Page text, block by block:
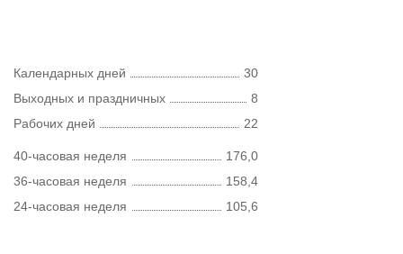
Календарных дней
30
Выходных и праздничных
8
Рабочих дней
22
40-часовая неделя
176,0
36-часовая неделя
158,4
24-часовая неделя
105,6